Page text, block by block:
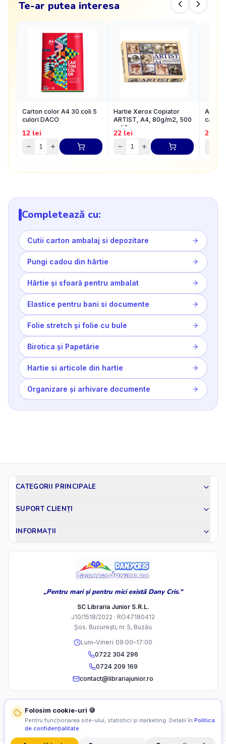
Te-ar putea interesa
Carton color A4 30 coli 5
culori DACO
12 lei
Hartie Xerox Copiator
ARTIST, A4, 80g/m2, 500
coli/top
22 lei 2.24
Completează cu:
Cutii carton ambalaj si depozitare
Pungi cadou din hârtie
Hârtie și sfoară pentru ambalat
Elastice pentru bani si documente
Folie stretch și folie cu bule
Birotica și Papetărie
Hartie si articole din hartie
Organizare și arhivare documente
CATEGORII PRINCIPALE
SUPORT CLIENȚI
INFORMAȚII
„Pentru mari și pentru mici există Dany Cris."
SC Libraria Junior S.R.L.
J10/1518/2022 · RO47180412
Șos. București, nr. 5, Buzău
Luni–Vineri 09:00–17:00
0722 304 296
0724 209 169
contact@librariajunior.ro
Folosim cookie-uri 🍪
Pentru funcționarea site-ului, statistici și marketing. Detalii în Politica
de confidențialitate.